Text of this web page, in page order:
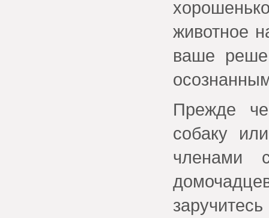
животное
ваше
Прежде
собаку
членами